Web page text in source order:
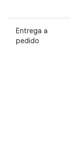
Entrega a
pedido